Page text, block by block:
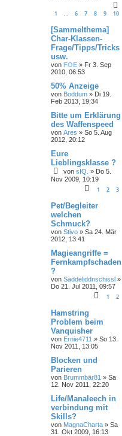
1 6 7 8 9 10
[Sammelthema]
Char-Klassen-
Frage/Tipps/Tricks
usw.
von FOE » Fr 3. Sep
2010, 06:53
50% Anzeige
von Boddum » Di 19.
Feb 2013, 19:34
Bitte um Erklärung
des Waffenspeed
von Ares » So 5. Aug
2012, 20:12
Eure
Lieblingsklasse ?
von sIQ. » Do 5.
Nov 2009, 10:19
1 2 3
Pet/Begleiter
welchen
Schmuck?
von Stivo » Sa 24. Mär
2012, 13:41
Magieangriffe =
Fernkampfschaden
?
von Saddeliddnschissl »
Do 21. Jul 2011, 09:57
1 2
Hamstring
Problem beim
Vanquisher
von Ernie4711 » So 13.
Nov 2011, 13:05
Blocken und
Parieren
von Brummbär81 » Sa
12. Nov 2011, 22:20
Life/Manaleech in
verbindung mit
Skills?
von MagnaCharta » Sa
31. Okt 2009, 16:13